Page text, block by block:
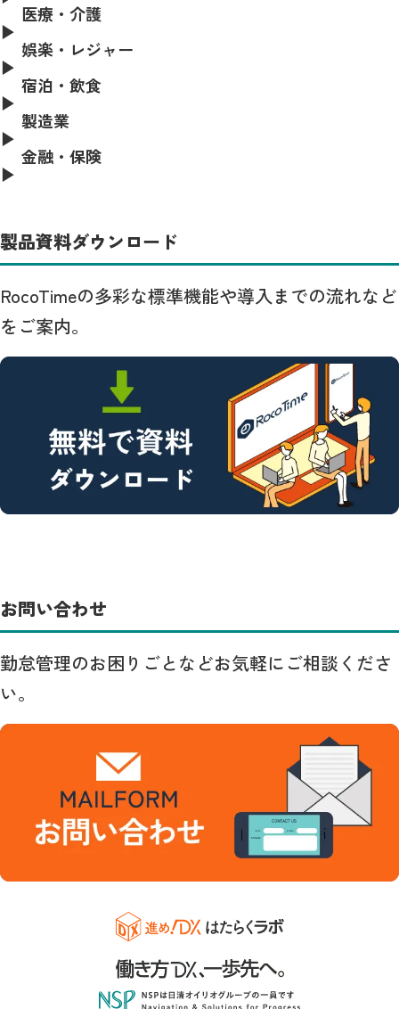
医療・介護
娯楽・レジャー
宿泊・飲食
製造業
金融・保険
製品資料ダウンロード
RocoTimeの多彩な標準機能や導入までの流れなど
をご案内。
お問い合わせ
勤怠管理のお困りごとなどお気軽にご相談くださ
い。